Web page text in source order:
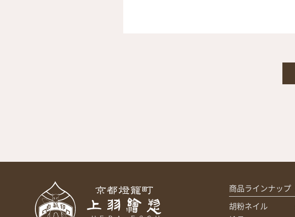
商品ラインナップ
胡粉ネイル